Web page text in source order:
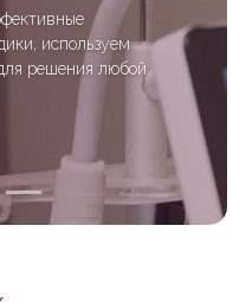
используем
решения любой